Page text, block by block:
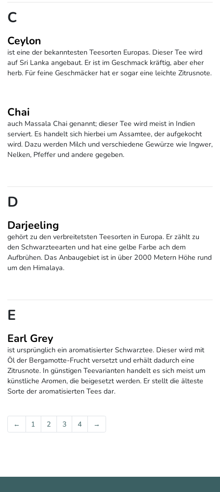
C
Ceylon
ist eine der bekanntesten Teesorten Europas. Dieser Tee wird
auf Sri Lanka angebaut. Er ist im Geschmack kräftig, aber eher
herb. Für feine Geschmäcker hat er sogar eine leichte Zitrusnote.
Chai
auch Massala Chai genannt; dieser Tee wird meist in Indien
serviert. Es handelt sich hierbei um Assamtee, der aufgekocht
wird. Dazu werden Milch und verschiedene Gewürze wie Ingwer,
Nelken, Pfeffer und andere gegeben.
D
Darjeeling
gehört zu den verbreitetsten Teesorten in Europa. Er zählt zu
den Schwarzteearten und hat eine gelbe Farbe ach dem
Aufbrühen. Das Anbaugebiet ist in über 2000 Metern Höhe rund
um den Himalaya.
E
Earl Grey
ist ursprünglich ein aromatisierter Schwarztee. Dieser wird mit
Öl der Bergamotte-Frucht versetzt und erhält dadurch eine
Zitrusnote. In günstigen Teevarianten handelt es sich meist um
künstliche Aromen, die beigesetzt werden. Er stellt die älteste
Sorte der aromatisierten Tees dar.
← 1 2 3 4 →